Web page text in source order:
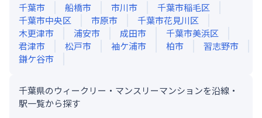
千葉市
船橋市 市川市
千葉市稲毛区
千葉市中央区
市原市
千葉市花見川区
木更津市
浦安市 成田市
千葉市美浜区
君津市
松戸市 袖ケ浦市 柏市
習志野市
鎌ケ谷市
千葉県のウィークリー・マンスリーマンションを沿線・
駅一覧から探す